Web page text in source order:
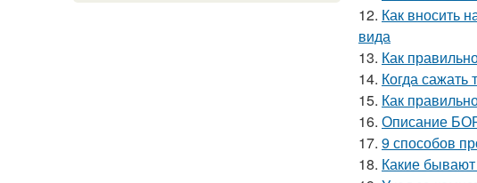
12. Как вносить
вида
13. Как
14. Когда
15. Как
16. Описание
17. 9 способов
18. Какие